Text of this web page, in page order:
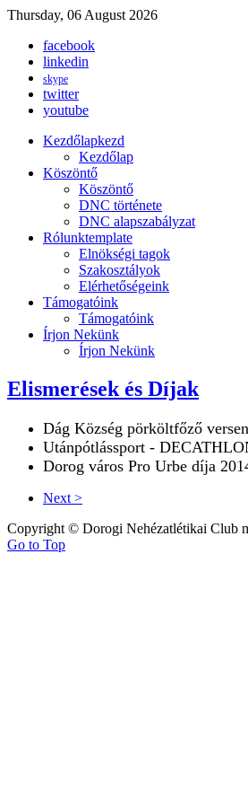
Thursday, 06 August 2026
facebook
linkedin
skype
twitter
youtube
Kezdőlapkezd
Kezdőlap
Köszöntő
Köszöntő
DNC története
DNC alapszabályzat
Rólunktemplate
Elnökségi tagok
Szakosztályok
Elérhetőségeink
Támogatóink
Támogatóink
Írjon Nekünk
Írjon Nekünk
Elismerések és Díjak
Dág Község pörköltfőző
Utánpótlássport -
Dorog város Pro Urbe díja
Next >
Copyright © Dorogi Nehézatlétikai Club
Go to Top